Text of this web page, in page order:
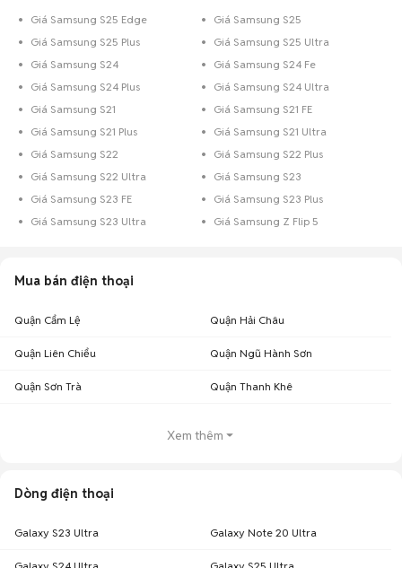
Giá Samsung S25 Edge
Giá Samsung S25
Giá Samsung S25 Plus
Giá Samsung S25 Ultra
Giá Samsung S24
Giá Samsung S24 Fe
Giá Samsung S24 Plus
Giá Samsung S24 Ultra
Giá Samsung S21
Giá Samsung S21 FE
Giá Samsung S21 Plus
Giá Samsung S21 Ultra
Giá Samsung S22
Giá Samsung S22 Plus
Giá Samsung S22 Ultra
Giá Samsung S23
Giá Samsung S23 FE
Giá Samsung S23 Plus
Giá Samsung S23 Ultra
Giá Samsung Z Flip 5
Mua bán điện thoại
Quận Cẩm Lệ Quận Hải Châu
Quận Liên Chiểu Quận Ngũ Hành Sơn
Quận Sơn Trà Quận Thanh Khê
Xem thêm
Dòng điện thoại
Galaxy S23 Ultra Galaxy Note 20 Ultra